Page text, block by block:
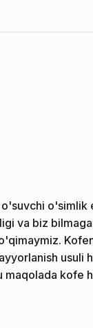
o'simlik
va biz
usuli
kofe